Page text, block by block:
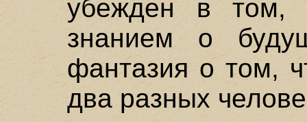
убежден в том,
знанием о
фантазия о том,
два разных